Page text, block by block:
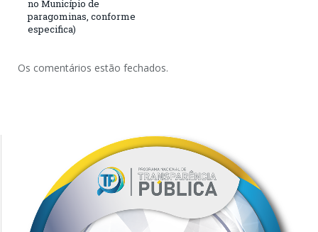
no Município de
paragominas, conforme
especifica)
Os comentários estão fechados.